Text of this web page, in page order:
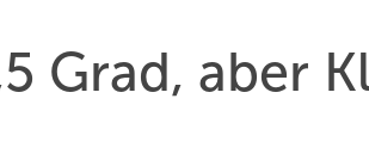
Grad, aber